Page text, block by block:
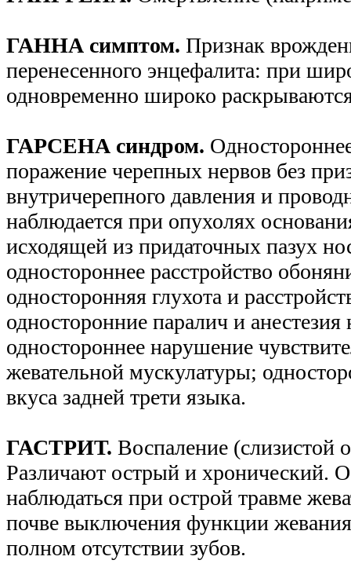
ГАННА симптом. Признак
перенесенного энцефалита: при
одновременно широко раскрываются
ГАРСЕНА синдром.
поражение черепных нервов без
внутричерепного давления и
наблюдается при опухолях
исходящей из придаточных пазух
одностороннее расстройство
односторонняя глухота и
односторонние паралич и анестезия
одностороннее нарушение
жевательной мускулатуры;
вкуса задней трети языка.
ГАСТРИТ. Воспаление (слизистой
Различают острый и хронический.
наблюдаться при острой травме
почве выключения функции
полном отсутствии зубов.